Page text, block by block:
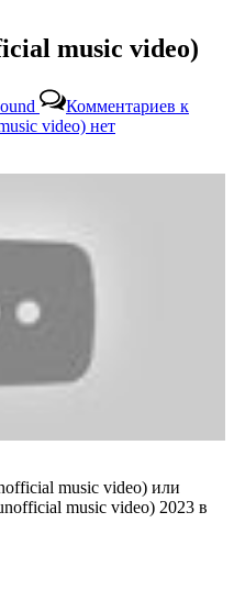
music video)
Комментариев к
video) нет
music video) или
music video) 2023 в